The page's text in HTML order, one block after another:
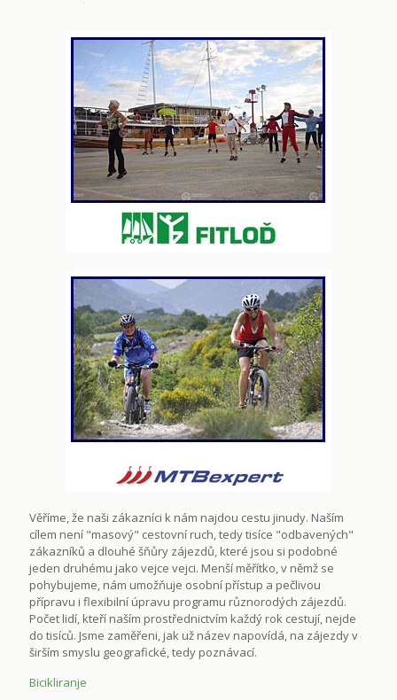
Věříme, že naši zákazníci k nám najdou cestu jinudy. Naším
cílem není "masový" cestovní ruch, tedy tisíce "odbavených"
zákazníků a dlouhé šňůry zájezdů, které jsou si podobné
jeden druhému jako vejce vejci. Menší měřítko, v němž se
pohybujeme, nám umožňuje osobní přístup a pečlivou
přípravu i flexibilní úpravu programu různorodých zájezdů.
Počet lidí, kteří naším prostřednictvím každý rok cestují, nejde
do tisíců. Jsme zaměřeni, jak už název napovídá, na zájezdy v
širším smyslu geografické, tedy poznávací.
Bicikliranje